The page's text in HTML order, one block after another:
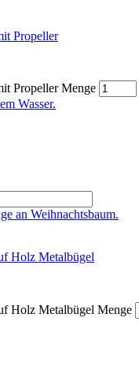
Propeller
Propeller Menge
Holz Metalbügel
Holz Metalbügel Menge